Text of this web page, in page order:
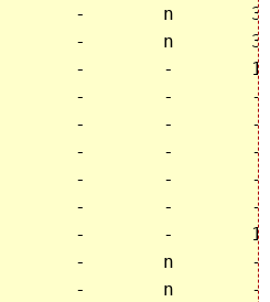
-       n
n       -       n
-       -
-       -       -
-       -       -       -
-       -       -       -
-       -       -
-       -       -       -
-       -
-       -       n       -
-       -       n       -